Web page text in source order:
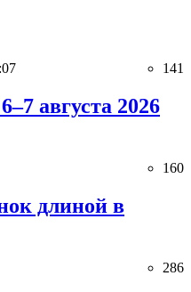
141
августа 2026
160
длиной в
286